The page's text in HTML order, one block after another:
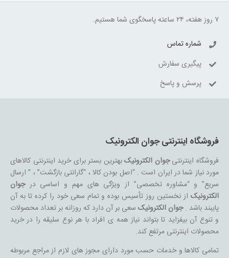
۷ روز هفته، ۲۴ ساعته پاسخگوی شما هستیم.
شماره تماس
پیگیری سفارش
پرسش و پاسخ
فروشگاه اینترنتی جوان الکترونیک
فروشگاه اینترنتیجوان الکترونیکبهترین بستر برای خرید اینترنتی کالاهای
مورد نیاز شما در ایران است . “اصل بودن کالا ، “گارانتی بازگشت” ، ” ارسال
سریع” و “مشاوره تخصصی” از ویژگی های مهم و اساسی درجوان
الکترونیکاز نخستین روز تأسیس بوده و تمام سعی خود را کرده تا به آن
پایبند باشد .جوان الکترونیکسعی بر آن دارد که روزانه بر تعداد محصولات
و تنوع آن بیفزاید تا بتواند نیاز همه ی افراد با هر نوع سلیقه را در خرید
محصولات اینترنتی مرتفع کند.
تمامی کالاها و خدمات حسب مورد دارای مجوز های لازم از مراجع مربوطه